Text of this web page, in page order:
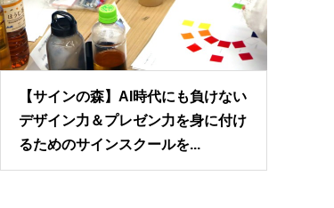
【サインの森】AI時代にも負けない
デザイン力＆プレゼン力を身に付け
るためのサインスクールを...